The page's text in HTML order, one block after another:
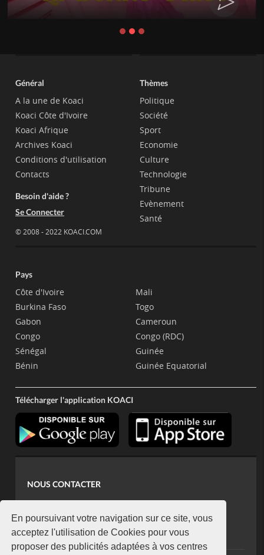
En poursuivant votre navigation sur ce site, vous
acceptez l'utilisation de Cookies pour vous
proposer des publicités adaptées à vos centres
Général
A la une de Koaci
Koaci Côte d'Ivoire
Koaci Afrique
Archives Koaci
Conditions d'utilisation
Contacts
Besoin d'aide ?
Se Connecter
© 2008 - 2022 KOACI.COM
Thèmes
Politique
Société
Sport
Economie
Culture
Technologie
Tribune
Evènement
Santé
Pays
Côte d'Ivoire
Burkina Faso
Gabon
Congo
Sénégal
Bénin
Mali
Togo
Cameroun
Congo (RDC)
Guinée
Guinée Equatorial
Télécharger l'application KOACI
NOUS CONTACTER
koaci@yahoo.fr
+225 07 08 85 52 93